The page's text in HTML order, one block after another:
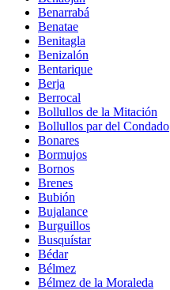
Benarrabá
Benatae
Benitagla
Benizalón
Bentarique
Berja
Berrocal
Bollullos de la Mitación
Bollullos par del Condado
Bonares
Bormujos
Bornos
Brenes
Bubión
Bujalance
Burguillos
Busquístar
Bédar
Bélmez
Bélmez de la Moraleda